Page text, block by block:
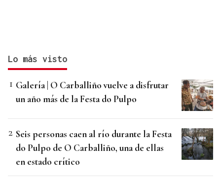
Lo más visto
Galería | O Carballiño vuelve a disfrutar
un año más de la Festa do Pulpo
Seis personas caen al río durante la Festa
do Pulpo de O Carballiño, una de ellas
en estado crítico